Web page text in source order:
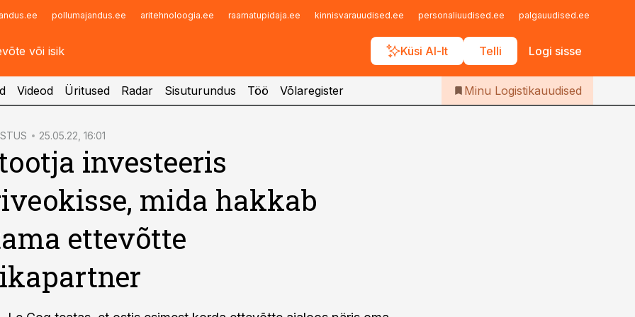
pollumajandus.ee aritehnoloogia.ee raamatupidaja.ee kinnisvarauudised.ee personaliuudised.ee palgauudised.ee
Küsi AI-lt Telli Logi sisse
Infopank
Iseteenindus
Telli Logistikauudised
Videod Üritused Radar Sisuturundus Töö Võlaregister Minu Logistikauudised
25.05.22, 16:01
investeeris
mida hakkab
ettevõtte